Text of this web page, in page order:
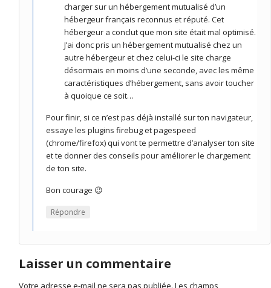
charger sur un hébergement mutualisé d’un
hébergeur français reconnus et réputé. Cet
hébergeur a conclut que mon site était mal optimisé.
J’ai donc pris un hébergement mutualisé chez un
autre hébergeur et chez celui-ci le site charge
désormais en moins d’une seconde, avec les même
caractéristiques d’hébergement, sans avoir toucher
à quoique ce soit…
Pour finir, si ce n’est pas déjà installé sur ton navigateur,
essaye les plugins firebug et pagespeed
(chrome/firefox) qui vont te permettre d’analyser ton site
et te donner des conseils pour améliorer le chargement
de ton site.
Bon courage 😉
Répondre
Laisser un commentaire
Votre adresse e-mail ne sera pas publiée. Les champs